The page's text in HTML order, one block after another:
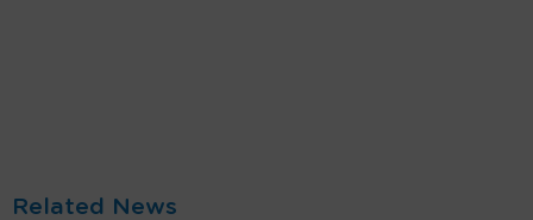
Related News